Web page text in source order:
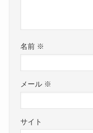
名前 ※
メール ※
サイト